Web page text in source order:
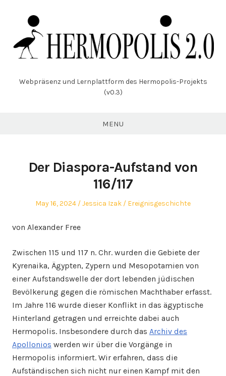
Webpräsenz und Lernplattform des Hermopolis-Projekts
(v0.3)
MENU
Der Diaspora-Aufstand von
116/117
Posted
May 16, 2024 Author
Jessica Izak
Posted
Ereignisgeschichte
von Alexander Free
Zwischen 115 und 117 n. Chr. wurden die Gebiete der
Kyrenaika, Ägypten, Zypern und Mesopotamien von
einer Aufstandswelle der dort lebenden jüdischen
Bevölkerung gegen die römischen Machthaber erfasst.
Im Jahre 116 wurde dieser Konflikt in das ägyptische
Hinterland getragen und erreichte dabei auch
Hermopolis. Insbesondere durch das Archiv des
Apollonios werden wir über die Vorgänge in
Hermopolis informiert. Wir erfahren, dass die
Aufständischen sich nicht nur einen Kampf mit den